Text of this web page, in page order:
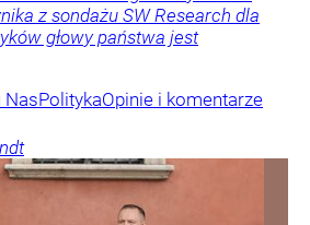
z sondażu SW Research dla
głowy państwa jest
NasPolitykaOpinie i komentarze